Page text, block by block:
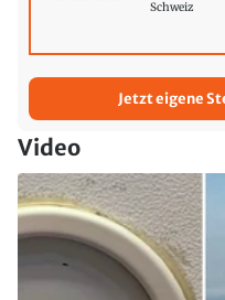
Schweiz
Jetzt eigene
Video